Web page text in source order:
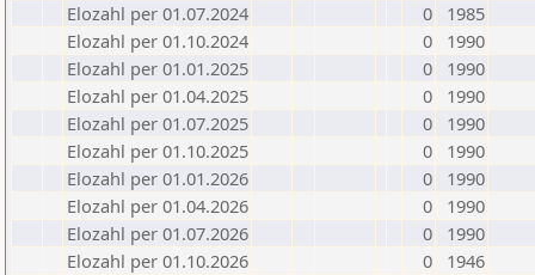
Elozahl per 01.07.2024
0
1985
Elozahl per 01.10.2024
0
1990
Elozahl per 01.01.2025
0
1990
Elozahl per 01.04.2025
0
1990
Elozahl per 01.07.2025
0
1990
Elozahl per 01.10.2025
0
1990
Elozahl per 01.01.2026
0
1990
Elozahl per 01.04.2026
0
1990
Elozahl per 01.07.2026
0
1990
Elozahl per 01.10.2026
0 1946